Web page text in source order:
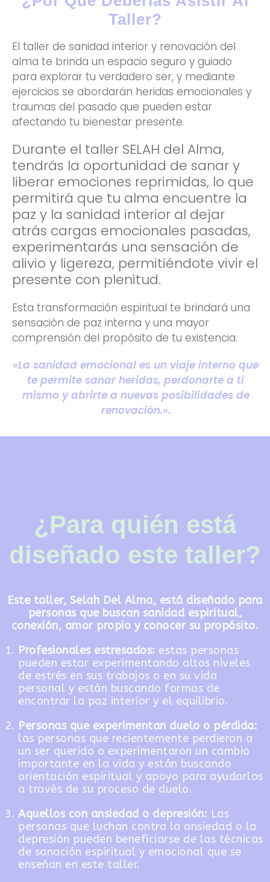
Taller?
El taller de sanidad interior y renovación del
alma te brinda un espacio seguro y guiado
para explorar tu verdadero ser, y mediante
ejercicios se abordarán heridas emocionales y
traumas del pasado que pueden estar
afectando tu bienestar presente.
Durante el taller SELAH del Alma,
tendrás la oportunidad de sanar y
liberar emociones reprimidas, lo que
permitirá que tu alma encuentre la
paz y la sanidad interior al dejar
atrás cargas emocionales pasadas,
experimentarás una sensación de
alivio y ligereza, permitiéndote vivir el
presente con plenitud.
Esta transformación espiritual te brindará una
sensación de paz interna y una mayor
comprensión del propósito de tu existencia.
«La sanidad emocional es un viaje interno que
te permite sanar heridas, perdonarte a ti
mismo y abrirte a nuevas posibilidades de
renovación.».
¿Para quién está
diseñado este taller?
Este taller, Selah Del Alma, está diseñado para
personas que buscan sanidad espiritual,
conexión, amor propio y conocer su propósito.
Profesionales estresados: estas personas
pueden estar experimentando altos niveles
de estrés en sus trabajos o en su vida
personal y están buscando formas de
encontrar la paz interior y el equilibrio.
Personas que experimentan duelo o pérdida:
las personas que recientemente perdieron a
un ser querido o experimentaron un cambio
importante en la vida y están buscando
orientación espiritual y apoyo para ayudarlos
a través de su proceso de duelo.
Aquellos con ansiedad o depresión: Las
personas que luchan contra la ansiedad o la
depresión pueden beneficiarse de las técnicas
de sanación espiritual y emocional que se
enseñan en este taller.